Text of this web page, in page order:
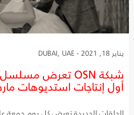
يناير 18, 2021 - DUBAI, UAE
أول إنتاجات استديوهات